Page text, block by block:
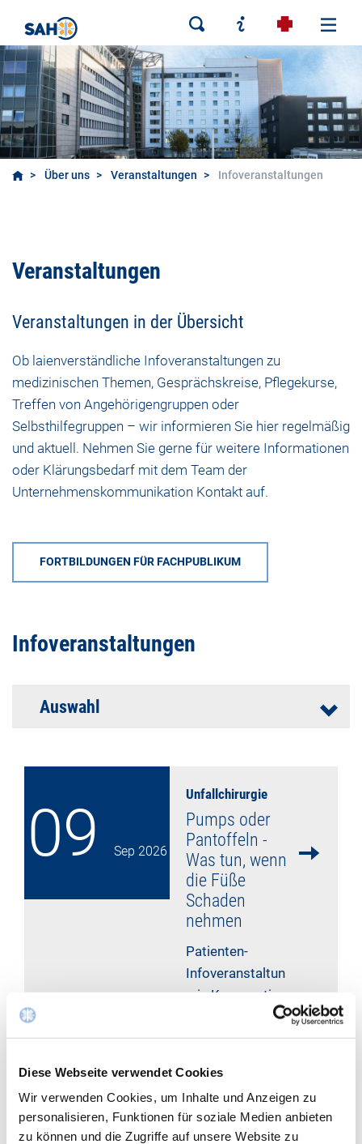
Diese Webseite verwendet Cookies
Wir verwenden Cookies, um Inhalte und Anzeigen zu
personalisieren, Funktionen für soziale Medien anbieten
zu können und die Zugriffe auf unsere Website zu
Über uns Veranstaltungen Infoveranstaltungen
Infoveranstaltungen
Veranstaltungen
Veranstaltungen in der Übersicht
Ob laienverständliche Infoveranstaltungen zu
medizinischen Themen, Gesprächskreise, Pflegekurse,
Treffen von Angehörigengruppen oder
Selbsthilfegruppen – wir informieren Sie hier regelmäßig
und aktuell. Nehmen Sie gerne für weitere Informationen
oder Klärungsbedarf mit dem Team der
Unternehmenskommunikation Kontakt auf.
FORTBILDUNGEN FÜR FACHPUBLIKUM
Infoveranstaltungen
Auswahl
09 Sep 2026
Unfallchirurgie
Pumps oder
Pantoffeln -
Was tun, wenn
die Füße
Schaden
nehmen
Patienten-
Infoveranstaltun
g in Kooperation
Alsdorf-Burg
mehr lesen
St.-Antonius-Hospital gemeinnützige GmbH